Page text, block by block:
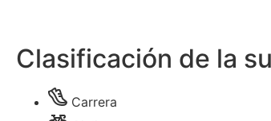
Clasificación de la
Carrera